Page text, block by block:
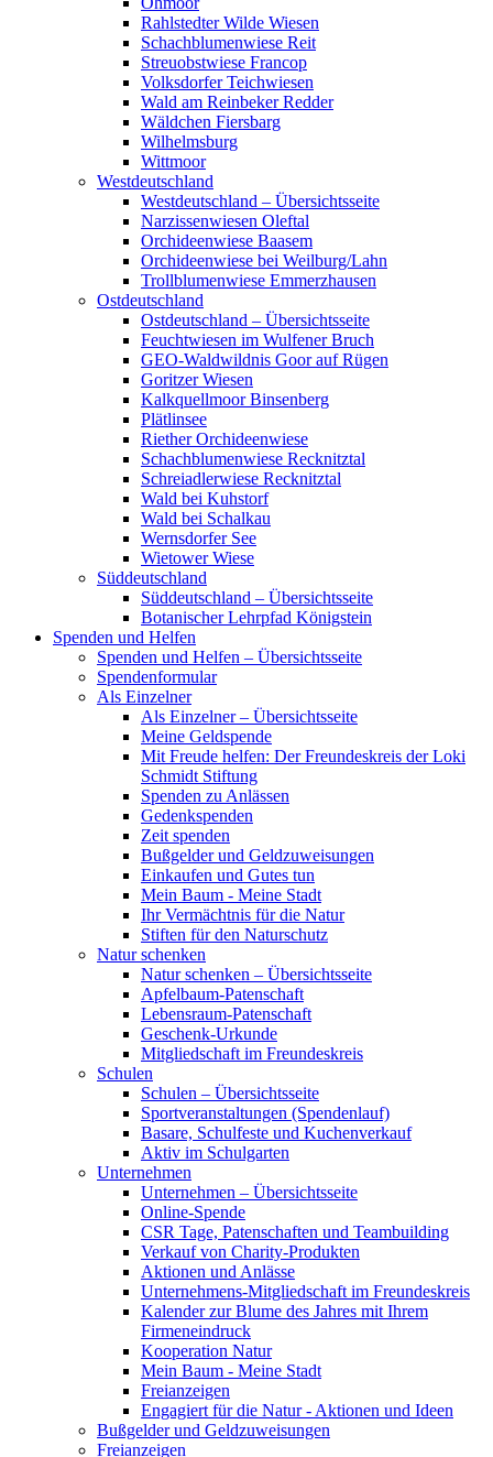
Rahlstedter Wilde Wiesen
Schachblumenwiese Reit
Streuobstwiese Francop
Volksdorfer Teichwiesen
Wald am Reinbeker Redder
Wäldchen Fiersbarg
Wilhelmsburg
Wittmoor
Westdeutschland
Westdeutschland – Übersichtsseite
Narzissenwiesen Oleftal
Orchideenwiese Baasem
Orchideenwiese bei Weilburg/Lahn
Trollblumenwiese Emmerzhausen
Ostdeutschland
Ostdeutschland – Übersichtsseite
Feuchtwiesen im Wulfener Bruch
GEO-Waldwildnis Goor auf Rügen
Goritzer Wiesen
Kalkquellmoor Binsenberg
Plätlinsee
Riether Orchideenwiese
Schachblumenwiese Recknitztal
Schreiadlerwiese Recknitztal
Wald bei Kuhstorf
Wald bei Schalkau
Wernsdorfer See
Wietower Wiese
Süddeutschland
Süddeutschland – Übersichtsseite
Botanischer Lehrpfad Königstein
Spenden und Helfen
Spenden und Helfen – Übersichtsseite
Spendenformular
Als Einzelner
Als Einzelner – Übersichtsseite
Meine Geldspende
Mit Freude helfen: Der Freundeskreis der Loki
Schmidt Stiftung
Spenden zu Anlässen
Gedenkspenden
Zeit spenden
Bußgelder und Geldzuweisungen
Einkaufen und Gutes tun
Mein Baum - Meine Stadt
Ihr Vermächtnis für die Natur
Stiften für den Naturschutz
Natur schenken
Natur schenken – Übersichtsseite
Apfelbaum-Patenschaft
Lebensraum-Patenschaft
Geschenk-Urkunde
Mitgliedschaft im Freundeskreis
Schulen
Schulen – Übersichtsseite
Sportveranstaltungen (Spendenlauf)
Basare, Schulfeste und Kuchenverkauf
Aktiv im Schulgarten
Unternehmen
Unternehmen – Übersichtsseite
Online-Spende
CSR Tage, Patenschaften und Teambuilding
Verkauf von Charity-Produkten
Aktionen und Anlässe
Unternehmens-Mitgliedschaft im Freundeskreis
Kalender zur Blume des Jahres mit Ihrem
Firmeneindruck
Kooperation Natur
Mein Baum - Meine Stadt
Freianzeigen
Engagiert für die Natur - Aktionen und Ideen
Bußgelder und Geldzuweisungen
Freianzeigen